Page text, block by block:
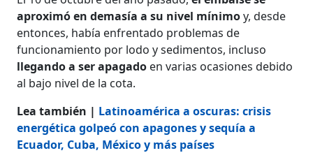
aproximó en demasía a su nivel mínimoy, desde
entonces, había enfrentado problemas de
funcionamiento por lodo y sedimentos, incluso
llegando a ser apagado en varias ocasiones debido
al bajo nivel de la cota.
Lea también | Latinoamérica a oscuras: crisis
energética golpeó con apagones y sequía a
Ecuador, Cuba, México y más países